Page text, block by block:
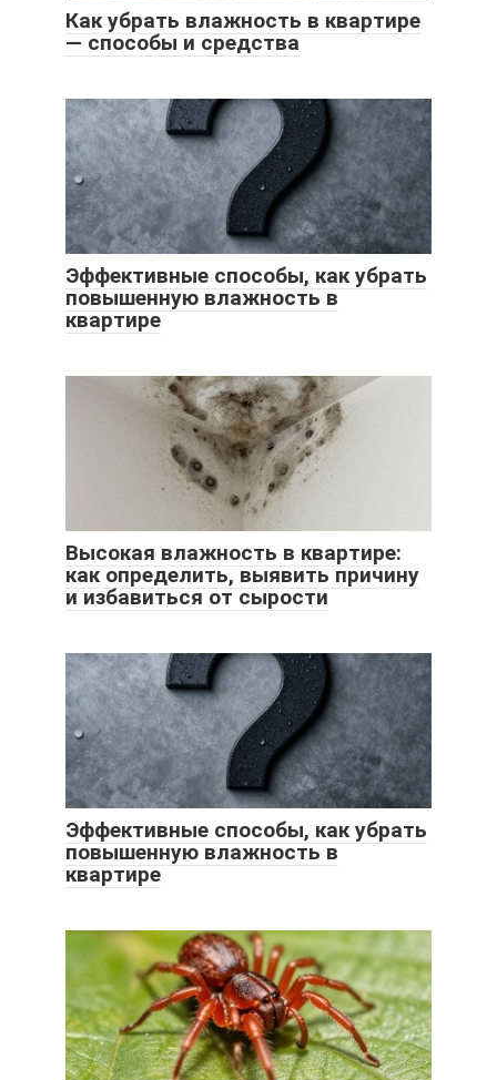
Как убрать влажность в квартире
— способы и средства
Эффективные способы, как убрать
повышенную влажность в
квартире
Высокая влажность в квартире:
как определить, выявить причину
и избавиться от сырости
Эффективные способы, как убрать
повышенную влажность в
квартире